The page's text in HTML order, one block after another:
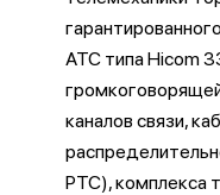
АТС типа Hicom
каналов связи,
РТС), комплекса